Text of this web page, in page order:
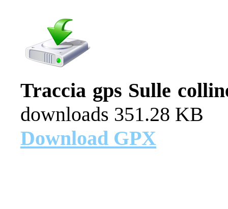
Traccia gps Sulle
downloads 351.28 KB
Download GPX